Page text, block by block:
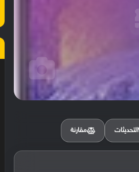
التحديثات مقارنة